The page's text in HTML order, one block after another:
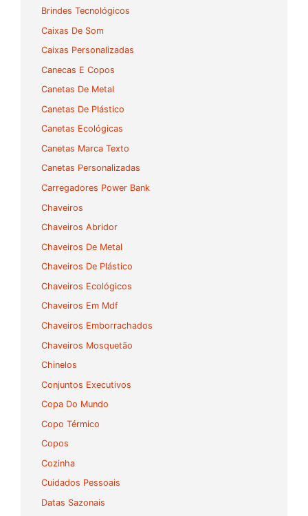
Brindes Tecnológicos
Caixas De Som
Caixas Personalizadas
Canecas E Copos
Canetas De Metal
Canetas De Plástico
Canetas Ecológicas
Canetas Marca Texto
Canetas Personalizadas
Carregadores Power Bank
Chaveiros
Chaveiros Abridor
Chaveiros De Metal
Chaveiros De Plástico
Chaveiros Ecológicos
Chaveiros Em Mdf
Chaveiros Emborrachados
Chaveiros Mosquetão
Chinelos
Conjuntos Executivos
Copa Do Mundo
Copo Térmico
Copos
Cozinha
Cuidados Pessoais
Datas Sazonais